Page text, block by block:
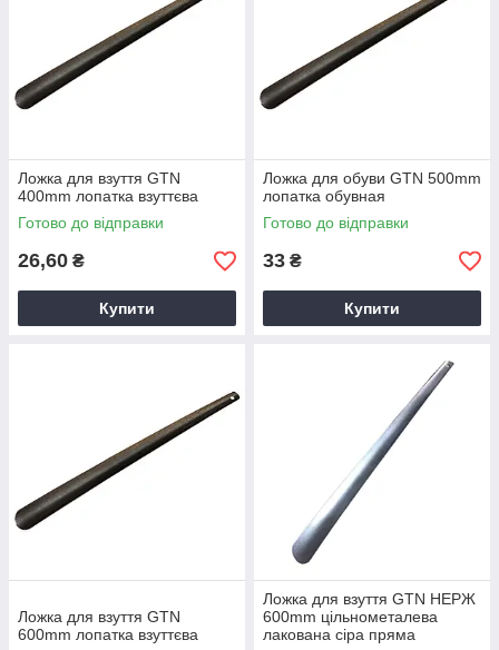
Ложка для взуття GTN
400mm лопатка взуттєва
Готово до відправки
26,60 ₴
Купити
Ложка для обуви GTN 500mm
лопатка обувная
Готово до відправки
33 ₴
Купити
Ложка для взуття GTN
600mm лопатка взуттєва
Ложка для взуття GTN НЕРЖ
600mm цільнометалева
лакована сіра пряма